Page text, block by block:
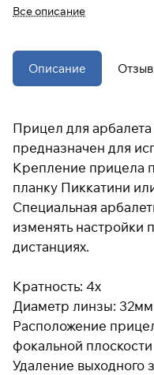
Все описание
Описание
Прицел для
предназначен для
Крепление прицела
планку Пиккатини
Специальная
изменять настройки
дистанциях.
Кратность: 4x
Диаметр линзы: 32мм
Расположение
фокальной плоскости
Удаление выходного
25%
скидки по
Подробнее
об оплате
недели
8